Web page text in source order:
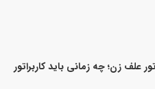
علف زن؛ چه زمانی باید کاربراتور